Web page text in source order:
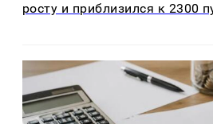
росту и приблизился к 2300